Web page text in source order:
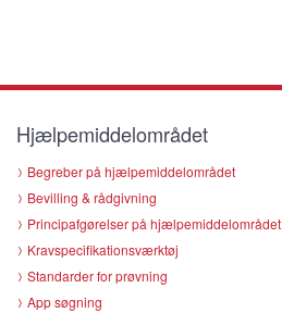
Hjælpemiddelområdet
Begreber på hjælpemiddelområdet
Bevilling & rådgivning
Principafgørelser på hjælpemiddelområdet
Kravspecifikationsværktøj
Standarder for prøvning
App søgning